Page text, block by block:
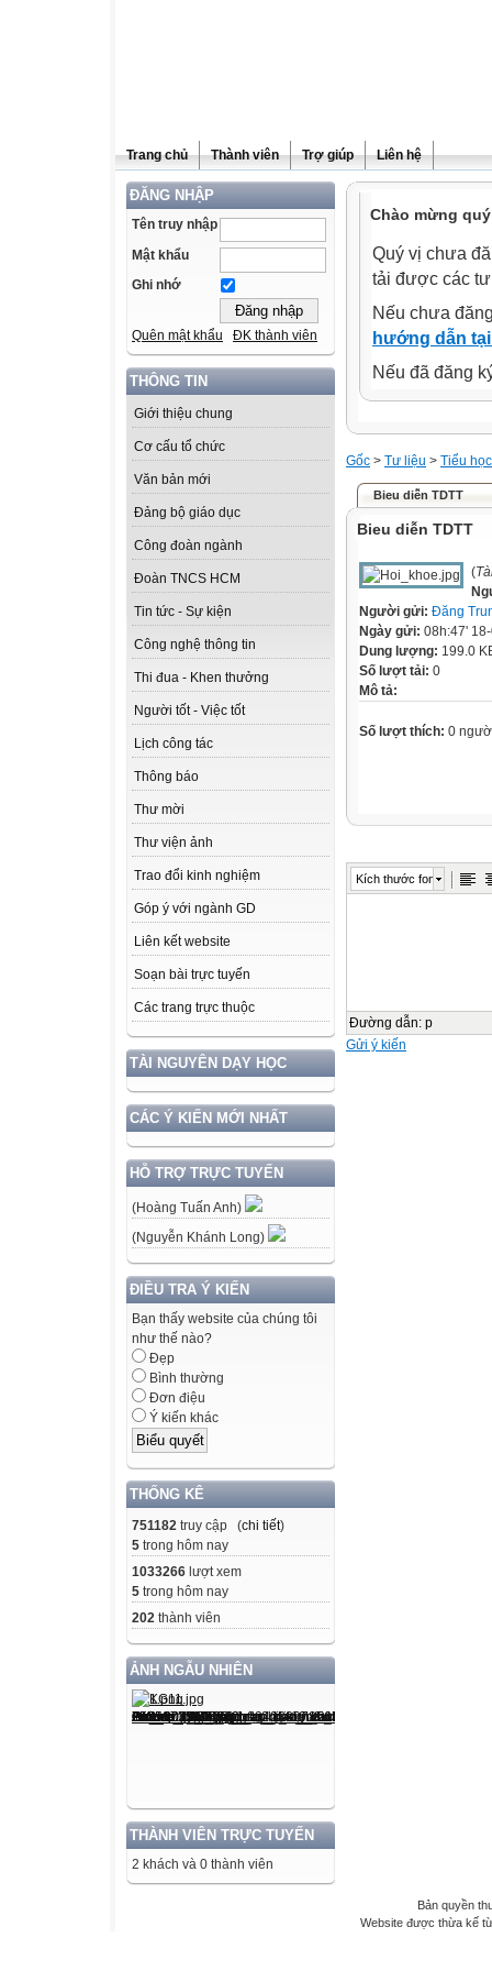
Trang chủ Thành viên Trợ giúp Liên hệ
ĐĂNG NHẬP
Tên truy nhập
Mật khẩu
Ghi nhớ
Quên mật khẩu ĐK thành viên
THÔNG TIN
Giới thiệu chung
Cơ cấu tổ chức
Văn bản mới
Đảng bộ giáo dục
Công đoàn ngành
Đoàn TNCS HCM
Tin tức - Sự kiện
Công nghệ thông tin
Thi đua - Khen thưởng
Người tốt - Việc tốt
Lịch công tác
Thông báo
Thư mời
Thư viện ảnh
Trao đổi kinh nghiệm
Góp ý với ngành GD
Liên kết website
Soạn bài trực tuyến
Các trang trực thuộc
TÀI NGUYÊN DẠY HỌC
CÁC Ý KIẾN MỚI NHẤT
HỖ TRỢ TRỰC TUYẾN
(Hoàng Tuấn Anh)
(Nguyễn Khánh Long)
ĐIỀU TRA Ý KIẾN
Bạn thấy website của chúng tôi
như thế nào?
Đẹp
Bình thường
Đơn điệu
Ý kiến khác
THỐNG KÊ
751182 truy cập (chi tiết)
5 trong hôm nay
1033266 lượt xem
5 trong hôm nay
202 thành viên
ẢNH NGẪU NHIÊN
THÀNH VIÊN TRỰC TUYẾN
2 khách và 0 thành viên
Chào mừng
Quý vị chưa
tải được các
Nếu chưa
hướng dẫn
Nếu đã đăng
Gốc > Tư liệu > Tiểu học
Bieu diễn TDTT
Bieu diễn TDTT
(
Người gửi: Đăng
Ngày gửi: 08h:47'
Dung lượng: 199.0
Số lượt tải: 0
Mô tả:
Số lượt thích: 0
Kích thước font
Đường dẫn: p
Gửi ý kiến
Bản quyền
Website được thừa kế